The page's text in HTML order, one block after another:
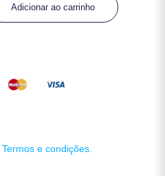
Adicionar ao carrinho
Termos e condições.